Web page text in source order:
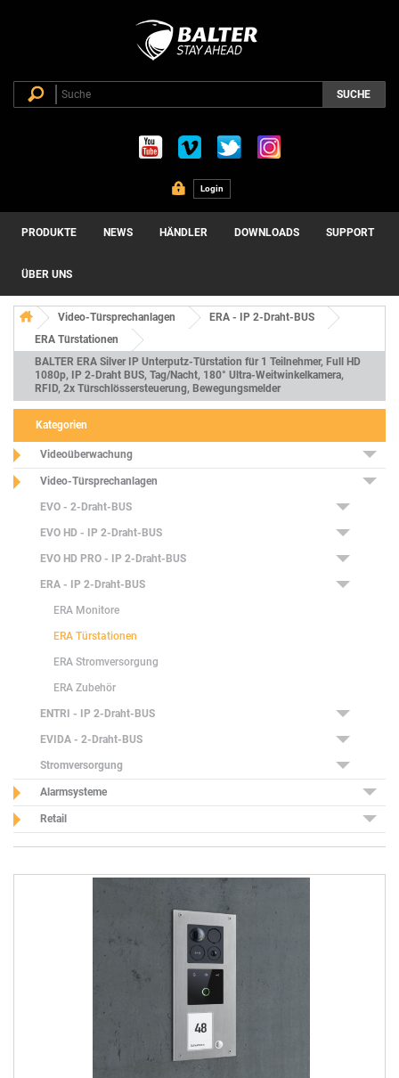
SUCHE
Login
PRODUKTE NEWS HÄNDLER DOWNLOADS SUPPORT
ÜBER UNS
Video-Türsprechanlagen
ERA - IP 2-Draht-BUS
ERA Türstationen
BALTER ERA Silver IP Unterputz-Türstation für 1 Teilnehmer, Full HD
1080p, IP 2-Draht BUS, Tag/Nacht, 180° Ultra-Weitwinkelkamera,
RFID, 2x Türschlössersteuerung, Bewegungsmelder
Kategorien
Videoüberwachung
Video-Türsprechanlagen
EVO - 2-Draht-BUS
EVO HD - IP 2-Draht-BUS
EVO HD PRO - IP 2-Draht-BUS
ERA - IP 2-Draht-BUS
ERA Monitore
ERA Türstationen
ERA Stromversorgung
ERA Zubehör
ENTRI - IP 2-Draht-BUS
EVIDA - 2-Draht-BUS
Stromversorgung
Alarmsysteme
Retail